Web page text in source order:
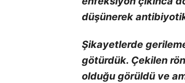
düşünerek
Şikayetlerde
götürdük. Çekilen
olduğu görüldü ve